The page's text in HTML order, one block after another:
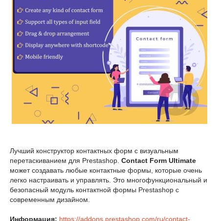
Лучший конструктор контактных форм с визуальным
перетаскиванием для Prestashop. Contact Form Ultimate
может создавать любые контактные формы, которые очень
легко настраивать и управлять. Это многофункциональный и
безопасный модуль контактной формы Prestashop с
современным дизайном.
Информация: https://addons.prestashop.com/ru/contact-